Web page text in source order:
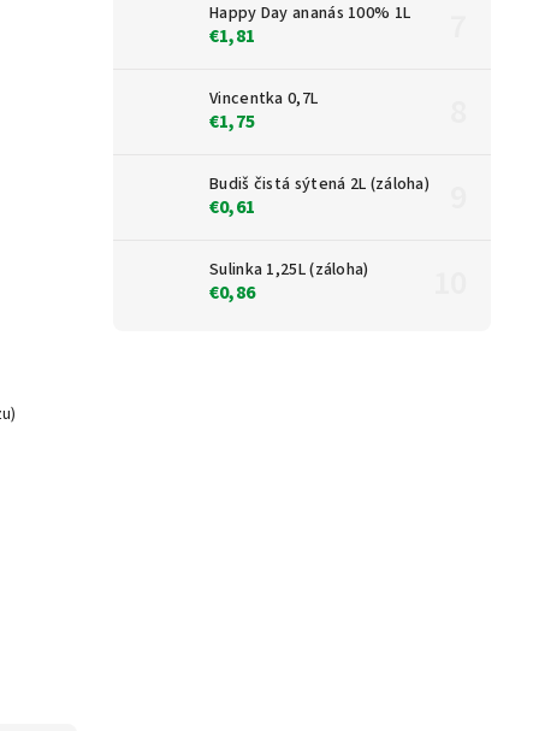
Happy Day ananás 100% 1L
€1,81
Vincentka 0,7L
€1,75
Budiš čistá sýtená 2L (záloha)
€0,61
Sulinka 1,25L (záloha)
€0,86